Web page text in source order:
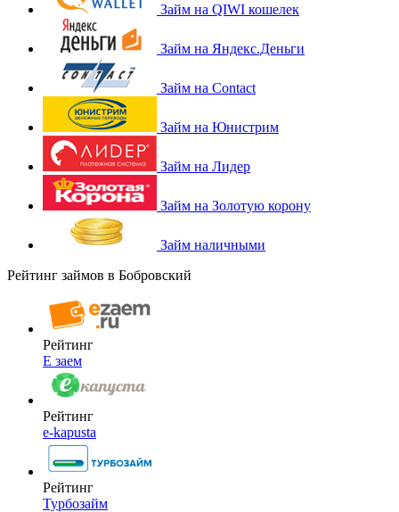
Займ на QIWI кошелек
Займ на Яндекс.Деньги
Займ на Contact
Займ на Юнистрим
Займ на Лидер
Займ на Золотую корону
Займ наличными
Рейтинг займов в Бобровский
Рейтинг
Е заем
Рейтинг
e-kapusta
Рейтинг
Турбозайм